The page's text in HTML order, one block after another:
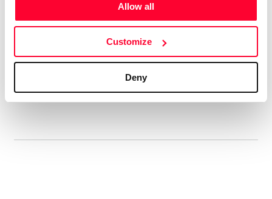
Allow all
Customize
Deny
soy muy fan del hard rock de los 70, la música clásica,
sobre todo Beethoven, y la Ópera, en la que me declaro fan
de Wagner y los compositores rusos del Grupo de lis Cinco.
Aún cuando estaba en el grupo ya hacía música electrónica,
así que me viene de lejos. En ese estilo admiro sobre todo a
Vangelis y Kitaro.